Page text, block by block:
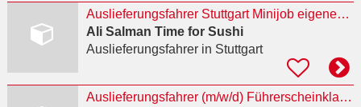
Auslieferungsfahrer Stuttgart Minijob eigenes Auto
Ali Salman Time for Sushi
Auslieferungsfahrerin Stuttgart
Auslieferungsfahrer (m/w/d) Führerscheinklasse CE